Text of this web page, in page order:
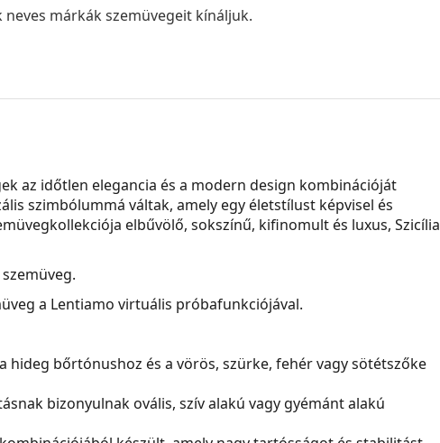
neves márkák szemüvegeit kínáljuk.
az időtlen elegancia és a modern design kombinációját
szimbólummá váltak, amely egy életstílust képvisel és
elbűvölő, sokszínű, kifinomult és luxus, Szicília
a Lentiamo virtuális próbafunkciójával.
hideg bőrtónushoz és a vörös, szürke, fehér vagy sötétszőke
bizonyulnak ovális, szív alakú vagy gyémánt alakú